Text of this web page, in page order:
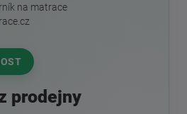
na matrace
prodejny